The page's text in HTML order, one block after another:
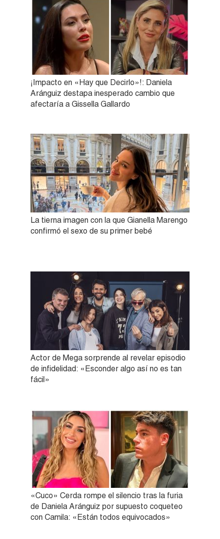
¡Impacto en «Hay que Decirlo»!: Daniela
Aránguiz destapa inesperado cambio que
afectaría a Gissella Gallardo
La tierna imagen con la que Gianella Marengo
confirmó el sexo de su primer bebé
Actor de Mega sorprende al revelar episodio
de infidelidad: «Esconder algo así no es tan
fácil»
«Cuco» Cerda rompe el silencio tras la furia
de Daniela Aránguiz por supuesto coqueteo
con Camila: «Están todos equivocados»